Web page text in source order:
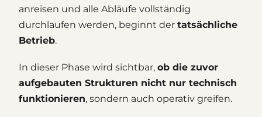
anreisen und alle Abläufe vollständig
durchlaufen werden, beginnt der tatsächliche
Betrieb.
In dieser Phase wird sichtbar, ob die zuvor
aufgebauten Strukturen nicht nur technisch
funktionieren, sondern auch operativ greifen.